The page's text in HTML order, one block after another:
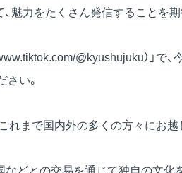
魅力をたくさん発信することを
@kyushujuku）」で、
い。
れまで国内外の多くの方々にお越
などとの交易を通じて独自の文化